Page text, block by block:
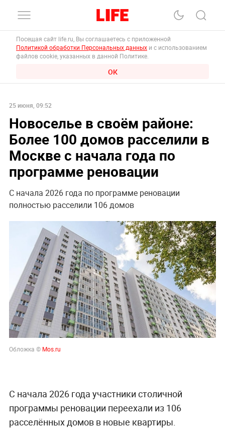
Посещая сайт life.ru, Вы соглашаетесь с приложенной
Политикой обработки Персональных данных и с использованием
файлов cookie, указанных в данной Политике.
ОК
25 июня, 09:52
Новоселье в своём районе:
Более 100 домов расселили в
Москве с начала года по
программе реновации
С начала 2026 года по программе реновации
полностью расселили 106 домов
Обложка © Mos.ru
С начала 2026 года участники столичной
программы реновации переехали из 106
расселённых домов в новые квартиры.